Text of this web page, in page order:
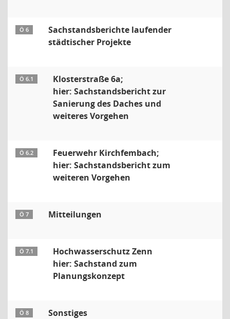
Ö 6
Sachstandsberichte laufender
städtischer Projekte
Ö 6.1
Klosterstraße 6a;
hier: Sachstandsbericht zur
Sanierung des Daches und
weiteres Vorgehen
Ö 6.2
Feuerwehr Kirchfembach;
hier: Sachstandsbericht zum
weiteren Vorgehen
Ö 7 Mitteilungen
Ö 7.1
Hochwasserschutz Zenn
hier: Sachstand zum
Planungskonzept
Ö 8 Sonstiges